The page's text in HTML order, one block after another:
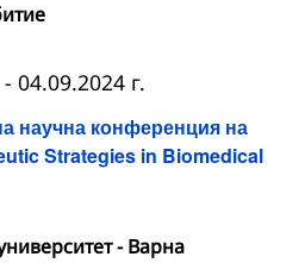
научна конференция на
Strategies in Biomedical
- 04.09.2024 г.
- Варна